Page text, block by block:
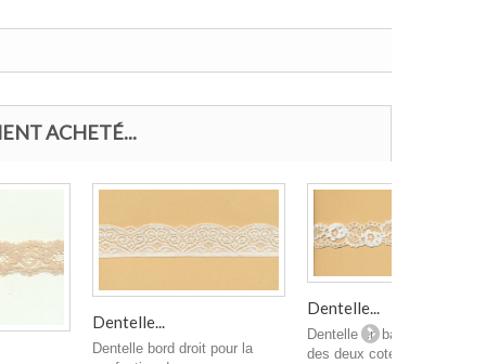
ACHETÉ...
Dentelle...
Dentelle bord droit pour la
Dentelle...
Dentelle en bande féstonnée
des deux cotés pour...